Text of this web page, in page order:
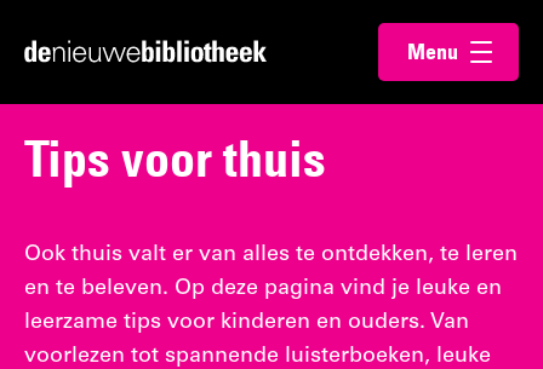
direct
content
direct
footer
Ga
homepagina
Menu
openen
Tips voor thuis
Ook thuis valt er van alles te ontdekken, te leren
en te beleven. Op deze pagina vind je leuke en
leerzame tips voor kinderen en ouders. Van
voorlezen tot spannende luisterboeken, leuke